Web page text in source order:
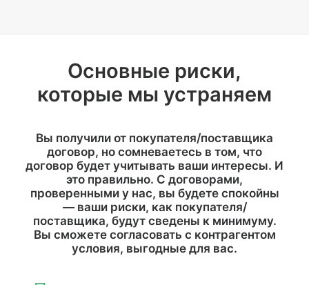
Основные риски,
которые мы устраняем
Вы получили от покупателя/поставщика
договор, но сомневаетесь в том, что
договор будет учитывать ваши интересы. И
это правильно. С договорами,
проверенными у нас, вы будете спокойны
— ваши риски, как покупателя/
поставщика, будут сведены к минимуму.
Вы сможете согласовать с контрагентом
условия, выгодные для вас.